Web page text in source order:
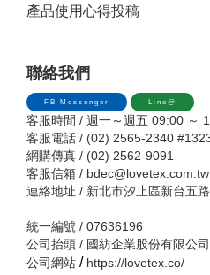
產品使用心得投稿
聯絡我們
FB Messenger Line@
客服時間 / 週一～週五 09:00 ～
客服電話 / (02) 2565-2340
網購傳真 / (02) 2562-9091
客服信箱 / bdec@lovetex.com.tw
連絡地址 / 新北市汐止區新台五
統一編號 / 07636196
公司抬頭 / 國紡企業股份有限公司
公司網站 / https://lovetex.co/